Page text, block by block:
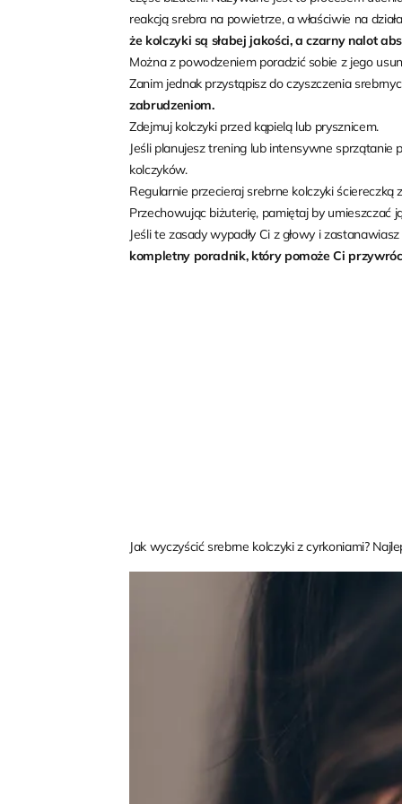
reakcją srebra na powietrze, a właściwie na
że kolczyki są słabej jakości, a czarny nalot
Można z powodzeniem poradzić sobie z jego
Zanim jednak przystąpisz do czyszczenia
zabrudzeniom.
Zdejmuj kolczyki przed kąpielą lub prysznicem.
Jeśli planujesz trening lub intensywne
kolczyków.
Regularnie przecieraj srebrne kolczyki ściereczką
Przechowując biżuterię, pamiętaj by umieszczać
Jeśli te zasady wypadły Ci z głowy i
kompletny poradnik, który pomoże Ci
Jak wyczyścić srebrne kolczyki z cyrkoniami?